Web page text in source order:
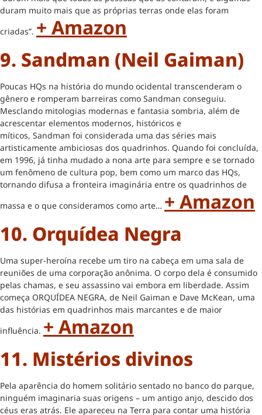
duram muito mais que as próprias terras onde elas foram
criadas”. + Amazon
9. Sandman (Neil Gaiman)
Poucas HQs na história do mundo ocidental transcenderam o
gênero e romperam barreiras como Sandman conseguiu.
Mesclando mitologias modernas e fantasia sombria, além de
acrescentar elementos modernos, históricos e
míticos, Sandman foi considerada uma das séries mais
artisticamente ambiciosas dos quadrinhos. Quando foi concluída,
em 1996, já tinha mudado a nona arte para sempre e se tornado
um fenômeno de cultura pop, bem como um marco das HQs,
tornando difusa a fronteira imaginária entre os quadrinhos de
massa e o que consideramos como arte… + Amazon
10. Orquídea Negra
Uma super-heroína recebe um tiro na cabeça em uma sala de
reuniões de uma corporação anônima. O corpo dela é consumido
pelas chamas, e seu assassino vai embora em liberdade. Assim
começa ORQUÍDEA NEGRA, de Neil Gaiman e Dave McKean, uma
das histórias em quadrinhos mais marcantes e de maior
influência. + Amazon
11. Mistérios divinos
Pela aparência do homem solitário sentado no banco do parque,
ninguém imaginaria suas origens – um antigo anjo, descido dos
céus eras atrás. Ele apareceu na Terra para contar uma história